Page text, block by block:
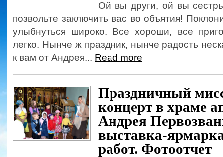
Ой вы други, ой вы
позвольте заключить вас во объятия!
улыбнуться широко. Все хороши, все
легко. Нынче ж праздник, нынче радость
к вам от Андрея... Read more
Праздничный
концерт в храме
Андрея
выставка-
работ. Фотоотчет